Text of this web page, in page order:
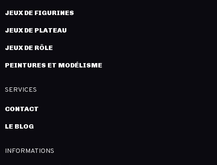
JEUX DE FIGURINES
JEUX DE PLATEAU
JEUX DE RÔLE
PEINTURES ET MODÉLISME
SERVICES
CONTACT
LE BLOG
INFORMATIONS